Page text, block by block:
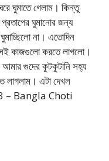
ঘুমাতে গেলাম। কিন্তু
ঘুমানোর জন্য
না। এতোদিন
কাজগুলো করতে লাগলো।
গুদের কুটকুটানি সহ্য
লাগলাম। এটা দেখল
3 – Bangla Choti